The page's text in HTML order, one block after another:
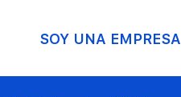
SOY UNA EMPRESA